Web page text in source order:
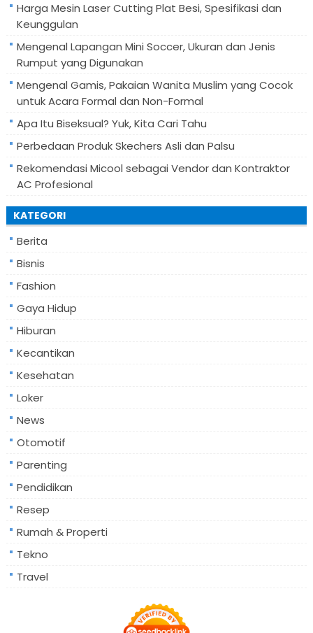
Harga Mesin Laser Cutting Plat Besi, Spesifikasi dan
Keunggulan
Mengenal Lapangan Mini Soccer, Ukuran dan Jenis
Rumput yang Digunakan
Mengenal Gamis, Pakaian Wanita Muslim yang Cocok
untuk Acara Formal dan Non-Formal
Apa Itu Biseksual? Yuk, Kita Cari Tahu
Perbedaan Produk Skechers Asli dan Palsu
Rekomendasi Micool sebagai Vendor dan Kontraktor
AC Profesional
KATEGORI
Berita
Bisnis
Fashion
Gaya Hidup
Hiburan
Kecantikan
Kesehatan
Loker
News
Otomotif
Parenting
Pendidikan
Resep
Rumah & Properti
Tekno
Travel